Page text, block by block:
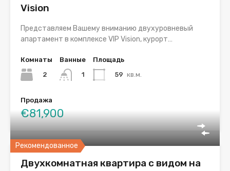
Vision
Представляем Вашему вниманию двухуровневый
апартамент в комплексе VIP Vision, курорт…
Комнаты
2
Ванные
1
Площадь
59 кв.м.
Продажа
€81,900
Рекомендованное
Двухкомнатная квартира с видом на